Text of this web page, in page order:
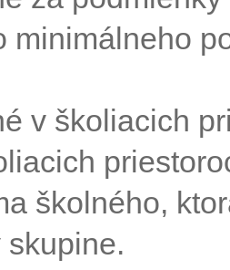
minimálneho
v školiacich
školného,